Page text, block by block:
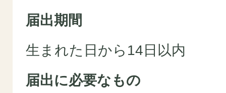
届出期間
生まれた日から14日以内
届出に必要なもの